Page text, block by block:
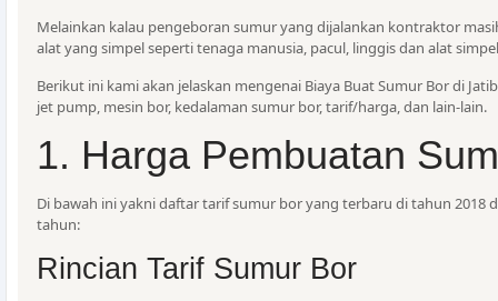
Melainkan kalau pengeboran sumur yang dijalankan kontraktor
alat yang simpel seperti tenaga manusia, pacul, linggis dan alat
Berikut ini kami akan jelaskan mengenai Biaya Buat Sumur Bor di
jet pump, mesin bor, kedalaman sumur bor, tarif/harga, dan lain-lain.
1. Harga Pembuatan
Di bawah ini yakni daftar tarif sumur bor yang terbaru di tahun 2018
tahun:
Rincian Tarif Sumur Bor